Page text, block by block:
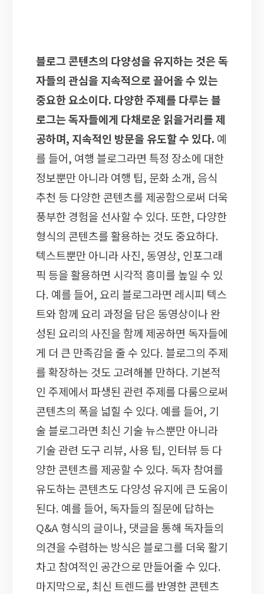
블로그 콘텐츠의 다양성을 유지하는 것은 독
자들의 관심을 지속적으로 끌어올 수 있는
중요한 요소이다. 다양한 주제를 다루는 블
로그는 독자들에게 다채로운 읽을거리를 제
공하며, 지속적인 방문을 유도할 수 있다. 예
를 들어, 여행 블로그라면 특정 장소에 대한
정보뿐만 아니라 여행 팁, 문화 소개, 음식
추천 등 다양한 콘텐츠를 제공함으로써 더욱
풍부한 경험을 선사할 수 있다. 또한, 다양한
형식의 콘텐츠를 활용하는 것도 중요하다.
텍스트뿐만 아니라 사진, 동영상, 인포그래
픽 등을 활용하면 시각적 흥미를 높일 수 있
다. 예를 들어, 요리 블로그라면 레시피 텍스
트와 함께 요리 과정을 담은 동영상이나 완
성된 요리의 사진을 함께 제공하면 독자들에
게 더 큰 만족감을 줄 수 있다. 블로그의 주제
를 확장하는 것도 고려해볼 만하다. 기본적
인 주제에서 파생된 관련 주제를 다룸으로써
콘텐츠의 폭을 넓힐 수 있다. 예를 들어, 기
술 블로그라면 최신 기술 뉴스뿐만 아니라
기술 관련 도구 리뷰, 사용 팁, 인터뷰 등 다
양한 콘텐츠를 제공할 수 있다. 독자 참여를
유도하는 콘텐츠도 다양성 유지에 큰 도움이
된다. 예를 들어, 독자들의 질문에 답하는
Q&A 형식의 글이나, 댓글을 통해 독자들의
의견을 수렴하는 방식은 블로그를 더욱 활기
차고 참여적인 공간으로 만들어줄 수 있다.
마지막으로, 최신 트렌드를 반영한 콘텐츠